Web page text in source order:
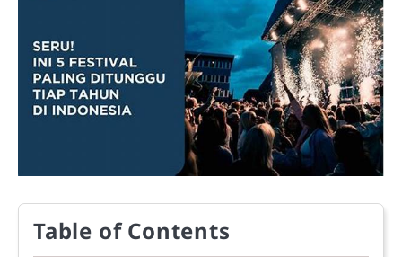
Table of Contents